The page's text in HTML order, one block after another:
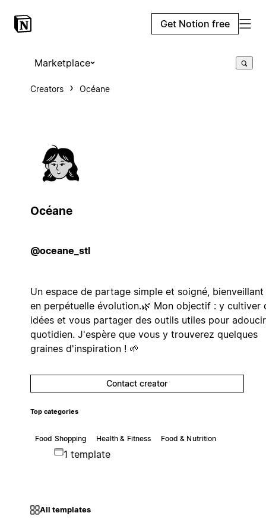
Get Notion free
Marketplace
Creators Océane
Océane
@oceane_stl
Un espace de partage simple et soigné,
en perpétuelle évolution.🌿 Mon objectif : y cultiver
idées et vous partager des outils utiles pour
quotidien. J'espère que vous y trouverez quelques
graines d'inspiration ! 🌱
Contact creator
Top categories
Food Shopping Health & Fitness Food & Nutrition
1 template
All templates